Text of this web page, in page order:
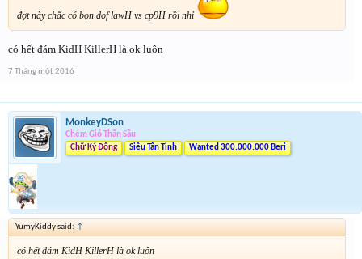
đợt này chắc có bọn dof lawH vs cp9H rồi nhỉ
có hết đám KidH KillerH là ok luôn
7 Tháng một 2016
MonkeyDSon
Chém Gió Thần Sầu
Chữ Ký Động
Siêu Tân Tinh Wanted 300.000.000 Beri
YumyKiddy said: ↑
có hết đám KidH KillerH là ok luôn